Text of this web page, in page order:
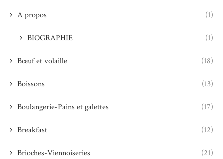
A propos (1)
BIOGRAPHIE (1)
Bœuf et volaille (18)
Boissons (13)
Boulangerie-Pains et galettes (17)
Breakfast (12)
Brioches-Viennoiseries (21)